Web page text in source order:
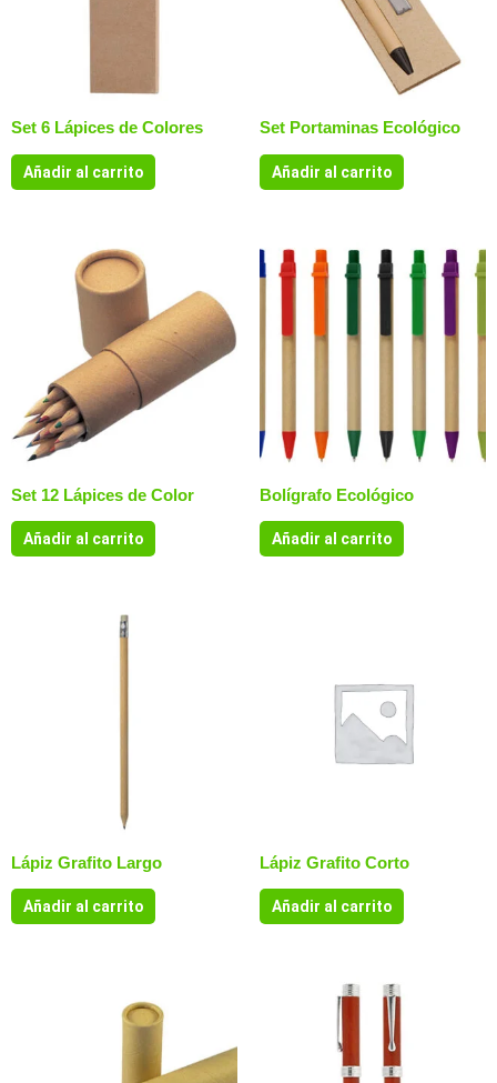
Set 6 Lápices de Colores
Añadir al carrito
Set Portaminas Ecológico
Añadir al carrito
Set 12 Lápices de Color
Añadir al carrito
Bolígrafo Ecológico
Añadir al carrito
Lápiz Grafito Largo
Añadir al carrito
Lápiz Grafito Corto
Añadir al carrito